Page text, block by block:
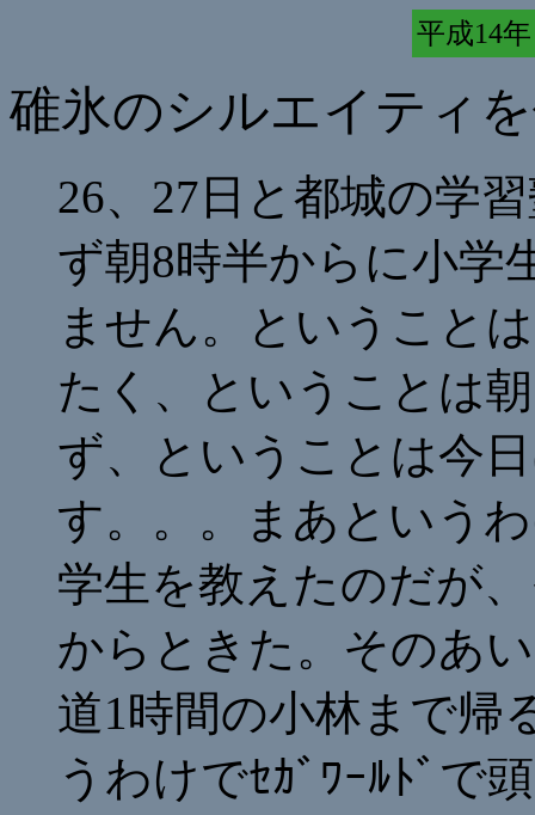
平成14
碓氷のシルエイティ
26、27日と都城の学
ず朝8時半からに小学
ません。ということ
たく、ということは
ず、ということは今
す。。。まあという
学生を教えたのだが
からときた。そのあ
道1時間の小林まで
うわけでｾｶﾞﾜｰﾙﾄﾞで